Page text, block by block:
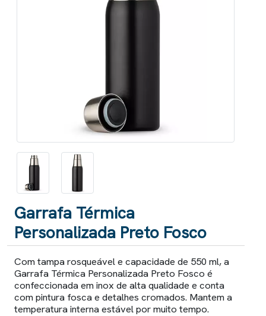
Garrafa Térmica
Personalizada Preto Fosco
Com tampa rosqueável e capacidade de 550 ml, a
Garrafa Térmica Personalizada Preto Fosco é
confeccionada em inox de alta qualidade e conta
com pintura fosca e detalhes cromados. Mantem a
temperatura interna estável por muito tempo.